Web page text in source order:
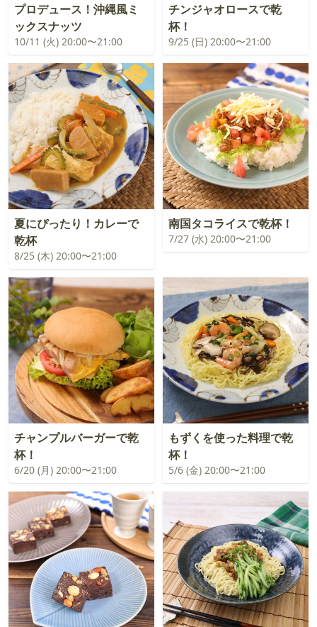
プロデュース！沖縄風ミ
ックスナッツ
10/11 (火) 20:00〜21:00
チンジャオロースで乾
杯！
9/25 (日) 20:00〜21:00
夏にぴったり！カレーで
乾杯
8/25 (木) 20:00〜21:00
南国タコライスで乾杯！
7/27 (水) 20:00〜21:00
チャンプルバーガーで乾
杯！
6/20 (月) 20:00〜21:00
もずくを使った料理で乾
杯！
5/6 (金) 20:00〜21:00